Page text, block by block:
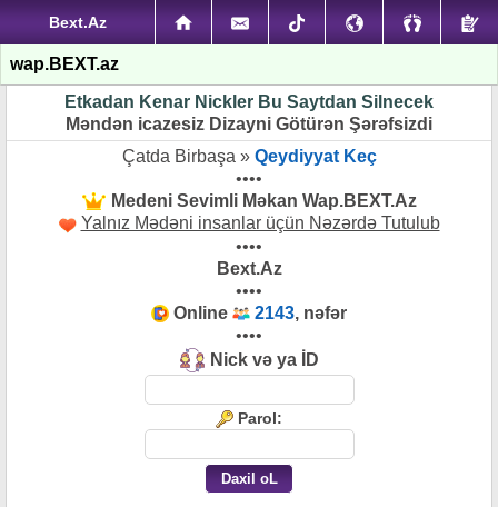
Bext.Az
wap.BEXT.az
Etkadan Kenar Nickler Bu Saytdan Silnecek
Məndən icazesiz Dizayni Götürən Şərəfsizdi
Çatda Birbaşa » Qeydiyyat Keç
••••
Medeni Sevimli Məkan Wap.BEXT.Az
Yalnız Mədəni insanlar üçün Nəzərdə Tutulub
••••
Bext.Az
••••
Online
2143, nəfər
••••
Nick və ya İD
Parol: